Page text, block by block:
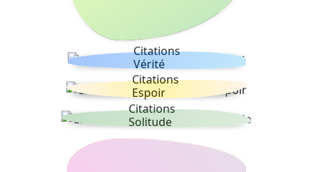
Citations
Vérité
Citations
Espoir
Citations
Solitude